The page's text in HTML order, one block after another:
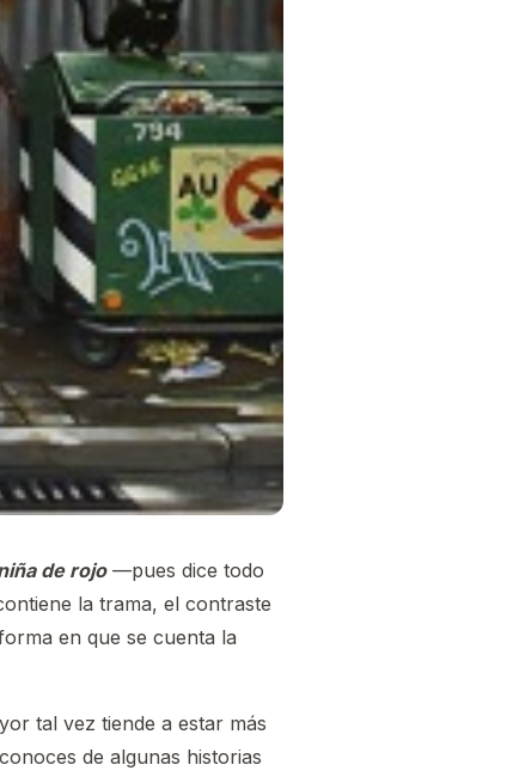
de rojo—pues dice todo
la trama, el contraste
en que se cuenta la
tal vez tiende a estar más
de algunas historias